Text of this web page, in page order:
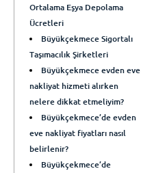
Ortalama Eşya Depolama
Ücretleri
Büyükçekmece Sigortalı
Taşımacılık Şirketleri
Büyükçekmece evden eve
nakliyat hizmeti alırken
nelere dikkat etmeliyim?
Büyükçekmece’de evden
eve nakliyat fiyatları nasıl
belirlenir?
Büyükçekmece’de